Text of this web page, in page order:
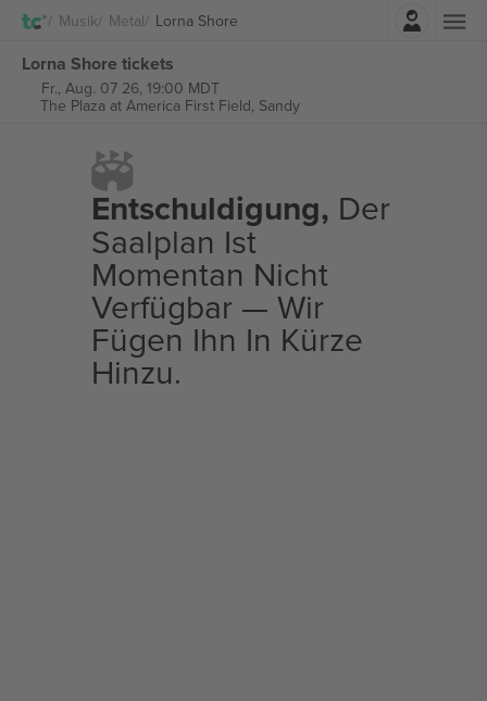
Musik Metal Lorna Shore
Lorna Shore tickets
Fr., Aug. 07 26, 19:00 MDT
The Plaza at America First Field, Sandy
Entschuldigung, Der
Saalplan Ist
Momentan Nicht
Verfügbar — Wir
Fügen Ihn In Kürze
Hinzu.